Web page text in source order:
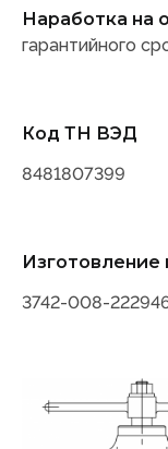
Наработкa на
гарантийного
Код ТН ВЭД
8481807399
Изготовление
3742-008-